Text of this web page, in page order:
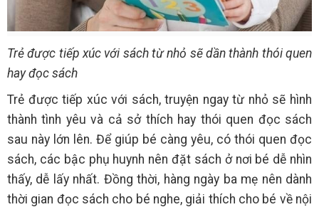
Trẻ được tiếp xúc với sách từ nhỏ sẽ dần thành thói quen
hay đọc sách
Trẻ được tiếp xúc với sách, truyện ngay từ nhỏ sẽ hình
thành tình yêu và cả sở thích hay thói quen đọc sách
sau này lớn lên. Để giúp bé càng yêu, có thói quen đọc
sách, các bậc phụ huynh nên đặt sách ở nơi bé dễ nhìn
thấy, dễ lấy nhất. Đồng thời, hàng ngày ba mẹ nên dành
thời gian đọc sách cho bé nghe, giải thích cho bé về nội